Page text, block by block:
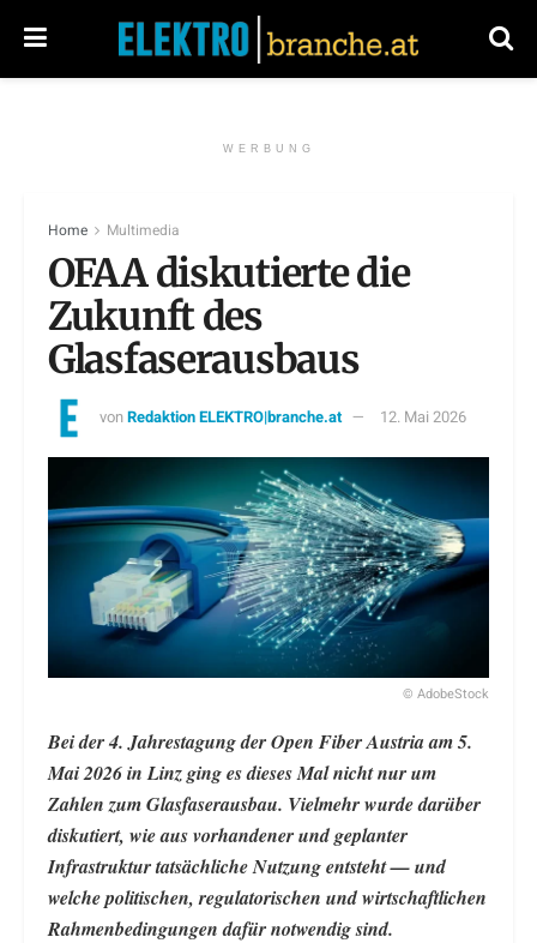
WERBUNG
Home Multimedia
OFAA diskutierte die
Zukunft des
Glasfaserausbaus
vonRedaktion ELEKTRO|branche.at 12. Mai 2026
© AdobeStock
Bei der 4. Jahrestagung der Open Fiber Austria am 5.
Mai 2026 in Linz ging es dieses Mal nicht nur um
Zahlen zum Glasfaserausbau. Vielmehr wurde darüber
diskutiert, wie aus vorhandener und geplanter
Infrastruktur tatsächliche Nutzung entsteht — und
welche politischen, regulatorischen und wirtschaftlichen
Rahmenbedingungen dafür notwendig sind.